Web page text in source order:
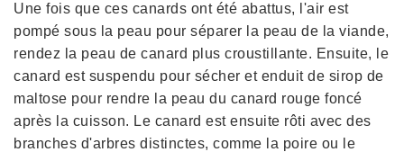
Une fois que ces canards ont été abattus, l'air est
pompé sous la peau pour séparer la peau de la viande,
rendez la peau de canard plus croustillante. Ensuite, le
canard est suspendu pour sécher et enduit de sirop de
maltose pour rendre la peau du canard rouge foncé
après la cuisson. Le canard est ensuite rôti avec des
branches d'arbres distinctes, comme la poire ou le